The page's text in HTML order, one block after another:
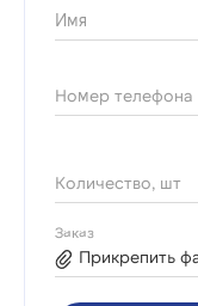
Имя
Номер телефона
Количество, шт
Заказ
Прикрепить